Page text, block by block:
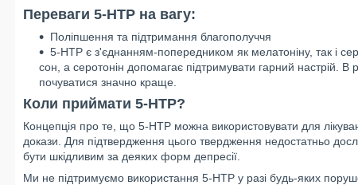
Переваги 5-HTP на вагу:
Поліпшення та підтримання благополуччя
5-HTP є з'єднанням-попередником як мелатоніну, так і
сон, а серотонін допомагає підтримувати гарний настрій.
почуватися значно краще.
Коли приймати 5-HTP?
Концепція про те, що 5-HTP можна використовувати для
докази. Для підтвердження цього твердження недостатньо
бути шкідливим за деяких форм депресії.
Ми не підтримуємо використання 5-HTP у разі будь-яких